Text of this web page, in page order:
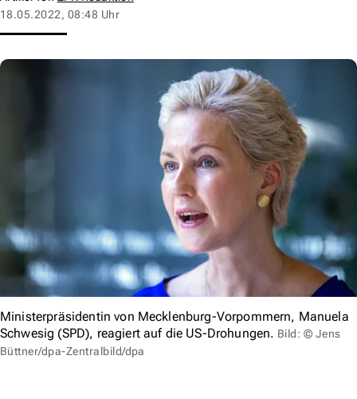
18.05.2022, 08:48 Uhr
Ministerpräsidentin von Mecklenburg-Vorpommern, Manuela
Schwesig (SPD), reagiert auf die US-Drohungen. Bild: © Jens
Büttner/dpa-Zentralbild/dpa